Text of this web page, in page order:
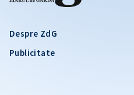
Despre ZdG
Publicitate